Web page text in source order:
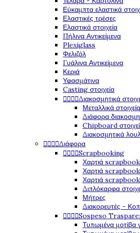
Εύκαμπτα ελαστικά
Ελαστικές τρέσες
Ελαστικά στοιχεία
Πήλινα Αντικείμενα
Plexiglass
Φελιζόλ
Γυάλινα Αντικείμενα
Κεριά
Υφασμάτινα
Casting στοιχεία
Διακοσμητικά
Μεταλλικά στοιχεία
Διάφορα
Chipboard
Διακοσμητικά
Διάφορα
Scrapbooking
Χαρτιά
Χαρτιά
Χαρτιά
Διπλόκαρφα
Μήτρες
Διακορευτές -
Sospeso
Τυπωμένα μοτίβα